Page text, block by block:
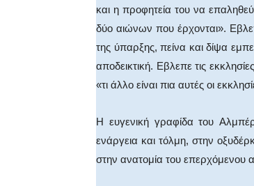
και η προφητεία του να
δύο αιώνων που έρχονται».
της ύπαρξης, πείνα και δίψα
αποδεικτική. Eβλεπε τις
«τι άλλο είναι πια αυτές οι
H ευγενική γραφίδα του
ενάργεια και τόλμη, στην
στην ανατομία του επερχόμενου